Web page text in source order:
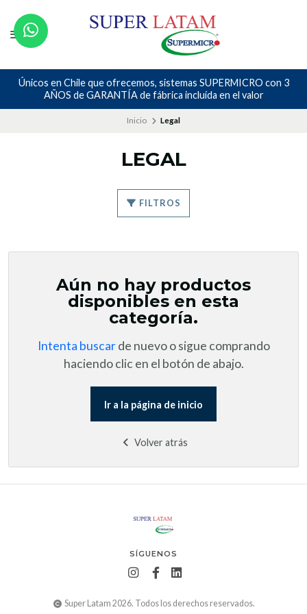
Únicos en Chile que ofrecemos, sistemas SUPERMICRO con 3
AÑOS de GARANTÍA de fábrica incluída en el valor
Inicio Legal
LEGAL
FILTROS
Aún no hay productos
disponibles en esta
categoría.
Intenta buscarde nuevo o sigue comprando
haciendo clic en el botón de abajo.
Ir a la página de inicio
Volver atrás
SÍGUENOS
Super Latam 2026. Todos los derechos reservados.